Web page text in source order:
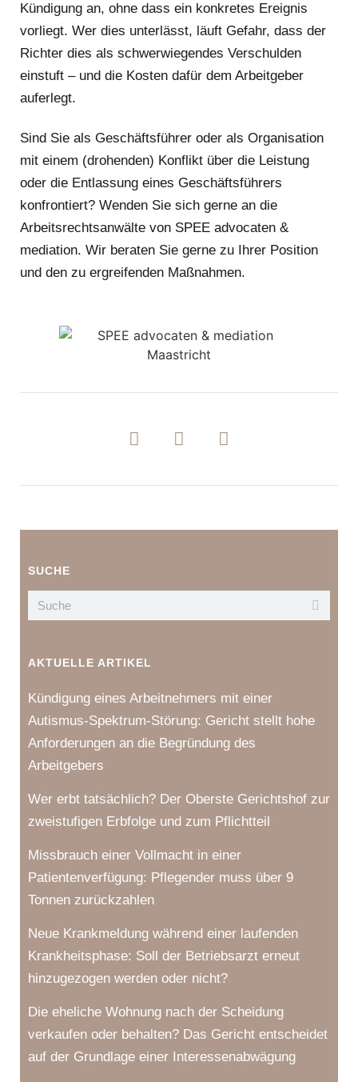
Kündigung an, ohne dass ein konkretes Ereignis
vorliegt. Wer dies unterlässt, läuft Gefahr, dass der
Richter dies als schwerwiegendes Verschulden
einstuft – und die Kosten dafür dem Arbeitgeber
auferlegt.
Sind Sie als Geschäftsführer oder als Organisation
mit einem (drohenden) Konflikt über die Leistung
oder die Entlassung eines Geschäftsführers
konfrontiert? Wenden Sie sich gerne an die
Arbeitsrechtsanwälte von SPEE advocaten &
mediation. Wir beraten Sie gerne zu Ihrer Position
und den zu ergreifenden Maßnahmen.
SUCHE
AKTUELLE ARTIKEL
Kündigung eines Arbeitnehmers mit einer
Autismus-Spektrum-Störung: Gericht stellt hohe
Anforderungen an die Begründung des
Arbeitgebers
Wer erbt tatsächlich? Der Oberste Gerichtshof zur
zweistufigen Erbfolge und zum Pflichtteil
Missbrauch einer Vollmacht in einer
Patientenverfügung: Pflegender muss über 9
Tonnen zurückzahlen
Neue Krankmeldung während einer laufenden
Krankheitsphase: Soll der Betriebsarzt erneut
hinzugezogen werden oder nicht?
Die eheliche Wohnung nach der Scheidung
verkaufen oder behalten? Das Gericht entscheidet
auf der Grundlage einer Interessenabwägung